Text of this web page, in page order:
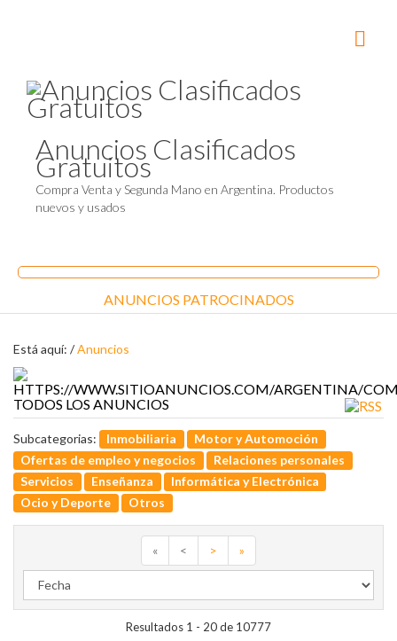
Anuncios Clasificados
Gratuitos
Compra Venta y Segunda Mano en Argentina. Productos
nuevos y usados
ANUNCIOS PATROCINADOS
Está aquí: /Anuncios
TODOS LOS ANUNCIOS
Subcategorias: Inmobiliaria
Motor y Automoción
Ofertas de empleo y negocios
Relaciones personales
Servicios
Enseñanza
Informática y Electrónica
Ocio y Deporte
Otros
« < > »
Resultados 1 - 20 de 10777